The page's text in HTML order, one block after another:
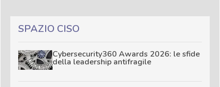
SPAZIO CISO
Cybersecurity360 Awards 2026: le sfide
della leadership antifragile